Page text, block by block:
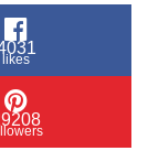
likes